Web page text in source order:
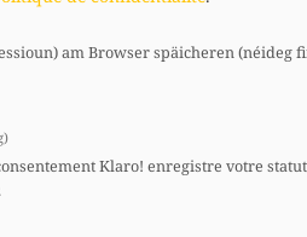
:Membre
am Browser späicheren (néideg
Klaro! enregistre votre